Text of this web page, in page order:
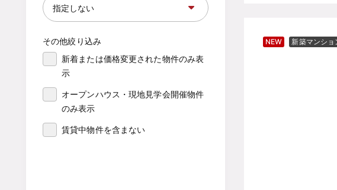
その他絞り込み
新着または価格変更された物件のみ表
示
オープンハウス・現地見学会開催物件
のみ表示
賃貸中物件を含まない
NEW 新築マンショ